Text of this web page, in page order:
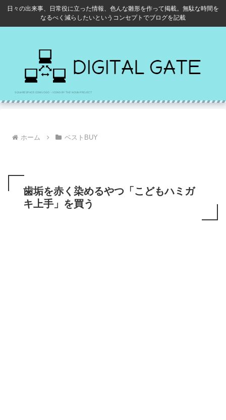
日々の出来事、日常役に立った情報、色んな雛形を作って掲載。無駄な時間を
なるべく減らしたいというコンセプトでブログを記載
ホーム ベストBUY
歯垢を赤く染めるやつ「こどもハミガ
キ上手」を買う